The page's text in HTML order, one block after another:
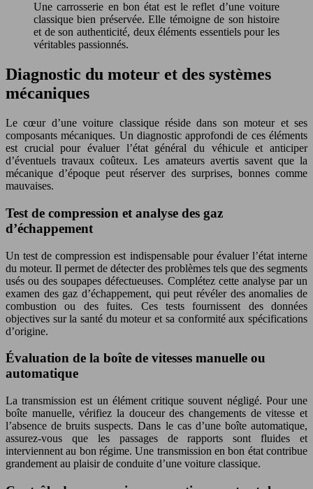
Une carrosserie en bon état est le reflet d’une voiture
classique bien préservée. Elle témoigne de son histoire
et de son authenticité, deux éléments essentiels pour les
véritables passionnés.
Diagnostic du moteur et des systèmes
mécaniques
Le cœur d’une voiture classique réside dans son moteur et ses
composants mécaniques. Un diagnostic approfondi de ces éléments
est crucial pour évaluer l’état général du véhicule et anticiper
d’éventuels travaux coûteux. Les amateurs avertis savent que la
mécanique d’époque peut réserver des surprises, bonnes comme
mauvaises.
Test de compression et analyse des gaz
d’échappement
Un test de compression est indispensable pour évaluer l’état interne
du moteur. Il permet de détecter des problèmes tels que des segments
usés ou des soupapes défectueuses. Complétez cette analyse par un
examen des gaz d’échappement, qui peut révéler des anomalies de
combustion ou des fuites. Ces tests fournissent des données
objectives sur la santé du moteur et sa conformité aux spécifications
d’origine.
Évaluation de la boîte de vitesses manuelle ou
automatique
La transmission est un élément critique souvent négligé. Pour une
boîte manuelle, vérifiez la douceur des changements de vitesse et
l’absence de bruits suspects. Dans le cas d’une boîte automatique,
assurez-vous que les passages de rapports sont fluides et
interviennent au bon régime. Une transmission en bon état contribue
grandement au plaisir de conduite d’une voiture classique.